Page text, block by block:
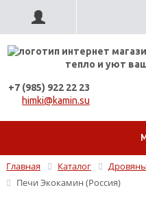
тепло и уют
+7 (985) 922 22 23
himki@kamin.su
Главная Каталог
Печи Экокамин (Россия)